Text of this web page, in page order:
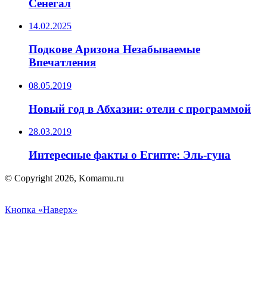
Сенегал
14.02.2025
Подкове Аризона Незабываемые
Впечатления
08.05.2019
Новый год в Абхазии: отели с программой
28.03.2019
Интересные факты о Египте: Эль-гуна
© Copyright 2026, Komamu.ru
Кнопка «Наверх»